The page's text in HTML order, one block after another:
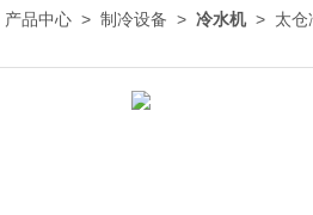
产品中心 > 制冷设备 > 冷水机> 太仓